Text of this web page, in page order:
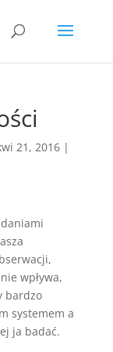
21, 2016|
wpływa,
bardzo
systemem a
ja badać.